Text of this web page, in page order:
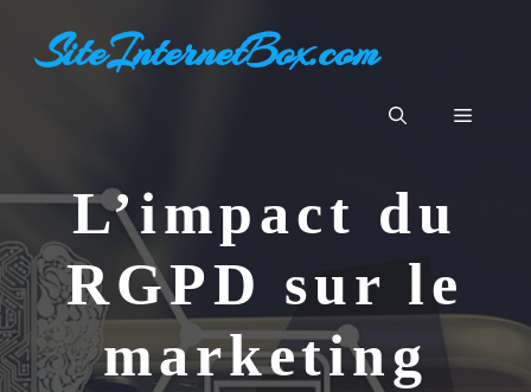
contenuSiteInternetBox.com
Menu
L’impact du
RGPD sur le
marketing